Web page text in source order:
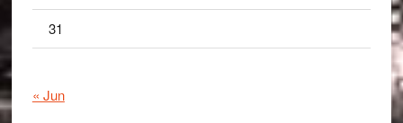
31
« Jun